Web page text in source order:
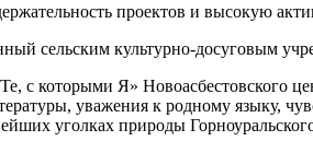
проектов и высокую
сельским культурно-досуговым
с которыми Я» Новоасбестовского
уважения к родному языку,
уголках природы